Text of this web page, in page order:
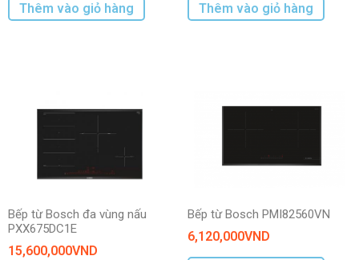
Thêm vào giỏ hàng Thêm vào giỏ hàng
Bếp từ Bosch đa vùng nấu
PXX675DC1E
15,600,000VND
Bếp từ Bosch PMI82560VN
6,120,000VND